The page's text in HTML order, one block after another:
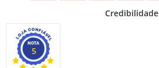
Credibilidade
5